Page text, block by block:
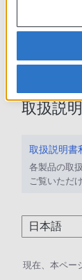
現在、本ペー
取扱説
取扱説明書
各製品の取
ご覧いただ
現在、本ペー